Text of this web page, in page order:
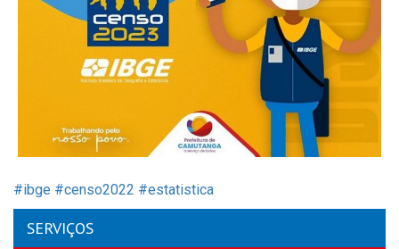
#ibge #censo2022 #estatistica
SERVIÇOS